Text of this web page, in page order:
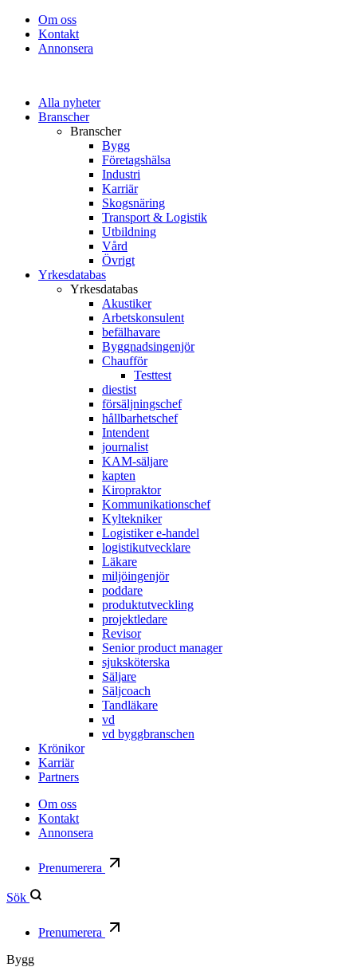
Om oss
Kontakt
Annonsera
Alla nyheter
Branscher
Branscher
Bygg
Företagshälsa
Industri
Karriär
Skogsnäring
Transport & Logistik
Utbildning
Vård
Övrigt
Yrkesdatabas
Yrkesdatabas
Akustiker
Arbetskonsulent
befälhavare
Byggnadsingenjör
Chaufför
Testtest
diestist
försäljningschef
hållbarhetschef
Intendent
journalist
KAM-säljare
kapten
Kiropraktor
Kommunikationschef
Kyltekniker
Logistiker e-handel
logistikutvecklare
Läkare
miljöingenjör
poddare
produktutveckling
projektledare
Revisor
Senior product manager
sjuksköterska
Säljare
Säljcoach
Tandläkare
vd
vd byggbranschen
Krönikor
Karriär
Partners
Om oss
Kontakt
Annonsera
Prenumerera
Sök
Prenumerera
Bygg